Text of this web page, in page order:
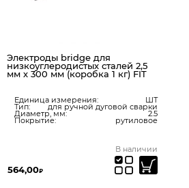
Электроды bridge для
низкоуглеродистых сталей 2,5
мм х 300 мм (коробка 1 кг) FIT
Единица измерения: ШТ
Тип: для ручной дуговой сварки
Диаметр, мм: 2.5
Покрытие: рутиловое
В наличии
564,00₽